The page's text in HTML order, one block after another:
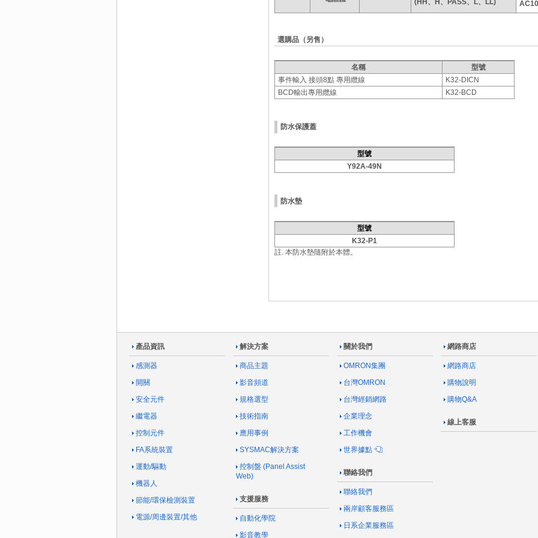
(HH、H、
PASS、L、LL)
選購品（另售）
名稱
型號
事件輸入 接頭8點 專用纜線
K32-DICN
BCD輸出專用纜線
K32-BCD
防水保護蓋
型號
Y92A-49N
防水墊
型號
K32-P1
註. 本防水墊隨附於本體。
產品資訊
感測器
開關
安全元件
繼電器
控制元件
FA系統裝置
運動/驅動
機器人
節能/環保檢測裝置
電源/周邊裝置/其他
解決方案
商品主題
影音頻道
規格選型
技術指南
應用事例
SYSMAC解決方案
控制盤 (Panel Assist
Web)
支援服務
自動化學院
影音教學
關於我們
OMRON集團
台灣OMRON
台灣經銷網路
企業理念
工作機會
世界據點
聯絡我們
聯絡我們
兩岸顧客服務區
日系企業服務區
網路商店
網路商店
購物說明
購物Q&A
線上客服